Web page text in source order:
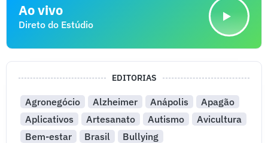
Ao vivo
Direto do Estúdio
EDITORIAS
Agronegócio Alzheimer Anápolis
Apagão
Aplicativos
Artesanato Autismo
Avicultura
Bem-estar
Brasil
Bullying